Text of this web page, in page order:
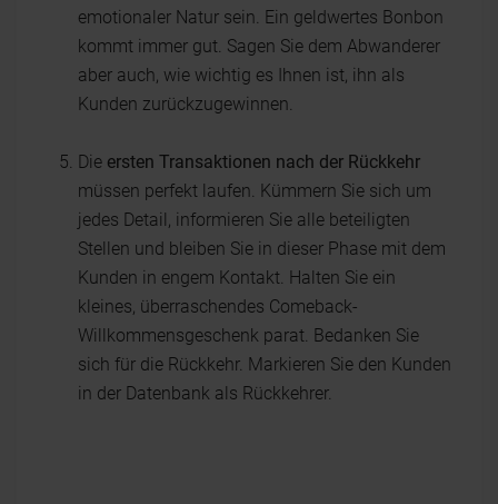
emotionaler Natur sein. Ein geldwertes Bonbon
kommt immer gut. Sagen Sie dem Abwanderer
aber auch, wie wichtig es Ihnen ist, ihn als
Kunden zurückzugewinnen.
Die ersten Transaktionen nach der Rückkehr
müssen perfekt laufen. Kümmern Sie sich um
jedes Detail, informieren Sie alle beteiligten
Stellen und bleiben Sie in dieser Phase mit dem
Kunden in engem Kontakt. Halten Sie ein
kleines, überraschendes Comeback-
Willkommensgeschenk parat. Bedanken Sie
sich für die Rückkehr. Markieren Sie den Kunden
in der Datenbank als Rückkehrer.